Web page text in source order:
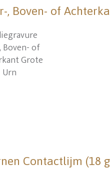
, Boven- of
Contactlijm (18